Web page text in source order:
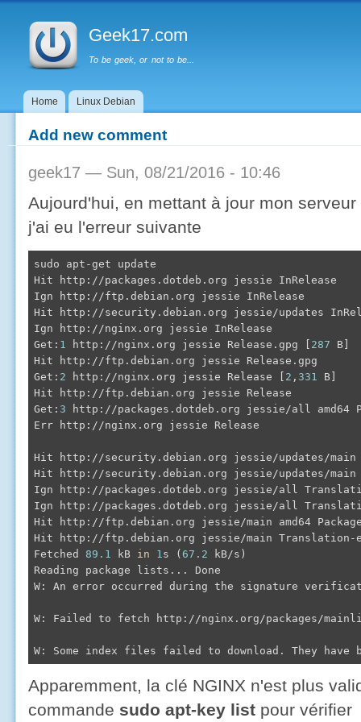
Geek17.com
To be geek, or not to be...
Home Linux Debian
Add new comment
geek17 — Sun, 08/21/2016 - 10:46
Aujourd'hui, en mettant à jour mon
j'ai eu l'erreur suivante
sudo apt-get update
Hit http://packages.dotdeb.org jessie InRelease
Ign http://ftp.debian.org jessie InRelease
Hit http://security.debian.org jessie/updates
Ign http://nginx.org jessie InRelease
Get: 1 http://nginx.org jessie Release.gpg [ 287 B]
Hit http://ftp.debian.org jessie Release.gpg
Get: 2 http://nginx.org jessie Release [ 2 , 331
B]
Hit http://ftp.debian.org jessie Release
Get: 3 http://packages.dotdeb.org jessie/all amd64
Err http://nginx.org jessie Release
Hit http://security.debian.org jessie/updates/main
Hit http://security.debian.org jessie/updates/main
Ign http://packages.dotdeb.org jessie/all
Ign http://packages.dotdeb.org jessie/all
Hit http://ftp.debian.org jessie/main amd64
Hit http://ftp.debian.org jessie/main Translation-
Fetched 89.1 kB in 1 s ( 67.2 kB/s)
Reading package lists... Done
W: An error occurred during the signature
W: Failed to fetch http://nginx.org/packages/
Apparemment, la clé NGINX n'est plus
commande sudo apt-key list pour vérifier